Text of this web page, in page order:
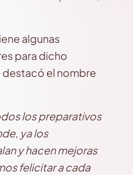
algunas
para dicho
destacó el nombre
los preparativos
ya los
y hacen mejoras
felicitar a cada